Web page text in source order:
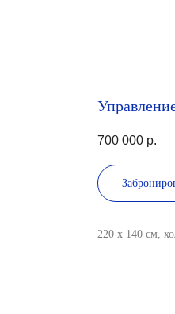
700 000 р.
220 x 140 см,